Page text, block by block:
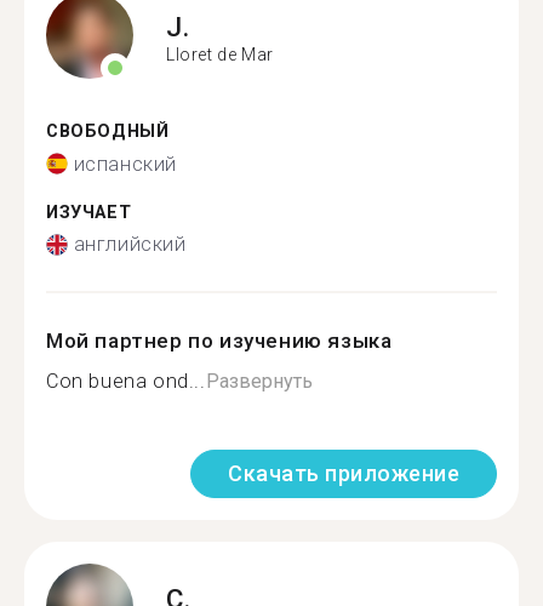
J.
Lloret de Mar
СВОБОДНЫЙ
испанский
ИЗУЧАЕТ
английский
Мой партнер по изучению языка
Con buena ond...Развернуть
Скачать приложение
C.